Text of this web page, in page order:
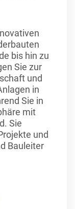
bis hin zu
Sie zur
und
in
Sie in
mit
Sie
und
Bauleiter